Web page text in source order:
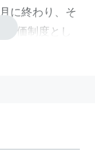
に終わり、そ
価制度とし